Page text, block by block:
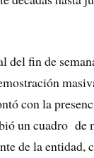
del fin de
con la
un cuadro de
de la entidad,